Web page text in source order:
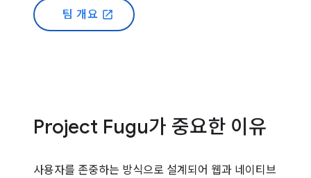
팀 개요 open_in_new
Project Fugu가 중요한 이유
사용자를 존중하는 방식으로 설계되어 웹과 네이티브